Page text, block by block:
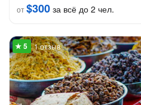
от$300 за всё до 2 чел.
1 отзыв